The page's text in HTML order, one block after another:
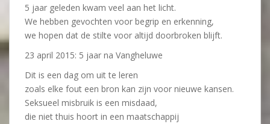
5 jaar geleden kwam veel aan het licht.
We hebben gevochten voor begrip en erkenning,
we hopen dat de stilte voor altijd doorbroken blijft.
23 april 2015: 5 jaar na Vangheluwe
Dit is een dag om uit te leren
zoals elke fout een bron kan zijn voor nieuwe kansen.
Seksueel misbruik is een misdaad,
die niet thuis hoort in een maatschappij